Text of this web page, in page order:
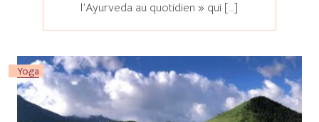
l’Ayurveda au quotidien » qui […]
Yoga